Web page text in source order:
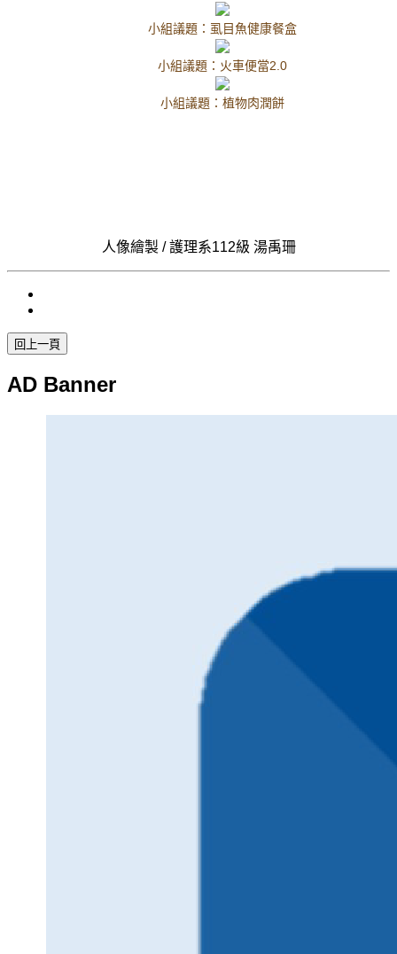
小組議題：虱目魚健康餐盒
小組議題：火車便當2.0
小組議題：植物肉潤餅
人像繪製 / 護理系112級 湯禹珊
AD Banner